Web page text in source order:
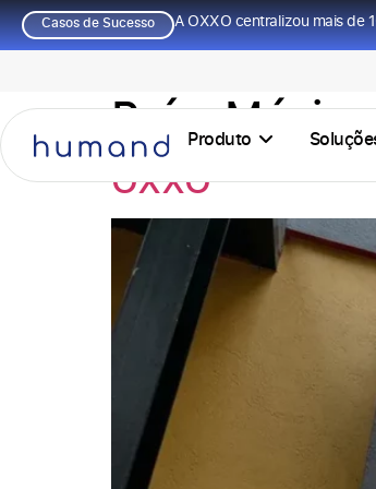
Casos de Sucesso A OXXO centralizou mais de
Produto
País:México
OXXO